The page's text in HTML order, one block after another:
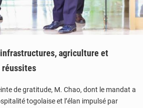
agriculture et
de gratitude, M. Chao, dont le mandat a
togolaise et l’élan impulsé par